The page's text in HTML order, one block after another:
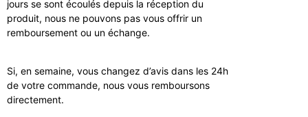
jours se sont écoulés depuis la réception du
produit, nous ne pouvons pas vous offrir un
remboursement ou un échange.
Si, en semaine, vous changez d’avis dans les 24h
de votre commande, nous vous remboursons
directement.